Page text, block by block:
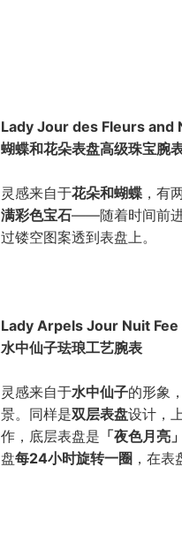
Lady Jour des Fleurs and
蝴蝶和花朵表盘高级珠宝腕
灵感来自于花朵和蝴蝶 ，有
满彩色宝石——随着时间前
过镂空图案透到表盘上。
Lady Arpels Jour Nuit
水中仙子珐琅工艺腕表
灵感来自于水中仙子的形象
景。同样是双层表盘设计，
作，底层表盘是 「夜色月亮
盘每24小时旋转一圈 ，在表